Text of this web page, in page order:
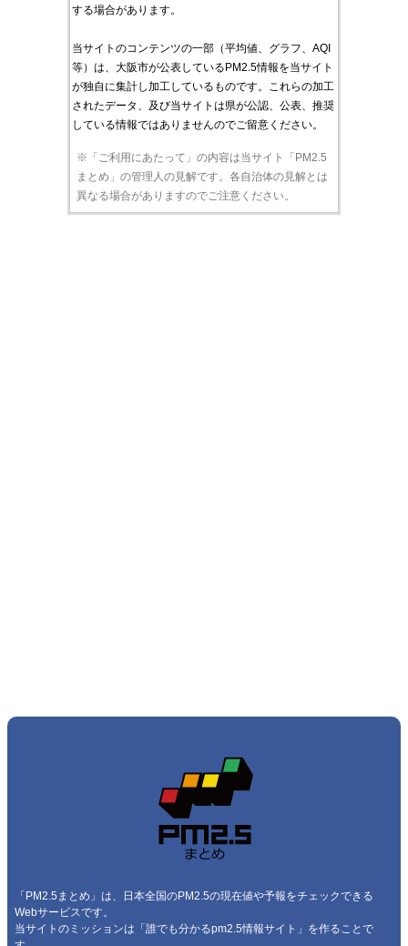
する場合があります。
当サイトのコンテンツの一部（平均値、グラフ、AQI
等）は、大阪市が公表しているPM2.5情報を当サイト
が独自に集計し加工しているものです。これらの加工
されたデータ、及び当サイトは県が公認、公表、推奨
している情報ではありませんのでご留意ください。
※「ご利用にあたって」の内容は当サイト「PM2.5
まとめ」の管理人の見解です。各自治体の見解とは
異なる場合がありますのでご注意ください。
「PM2.5まとめ」は、日本全国のPM2.5の現在値や予報をチェックできる
Webサービスです。
当サイトのミッションは「誰でも分かるpm2.5情報サイト」を作ることで